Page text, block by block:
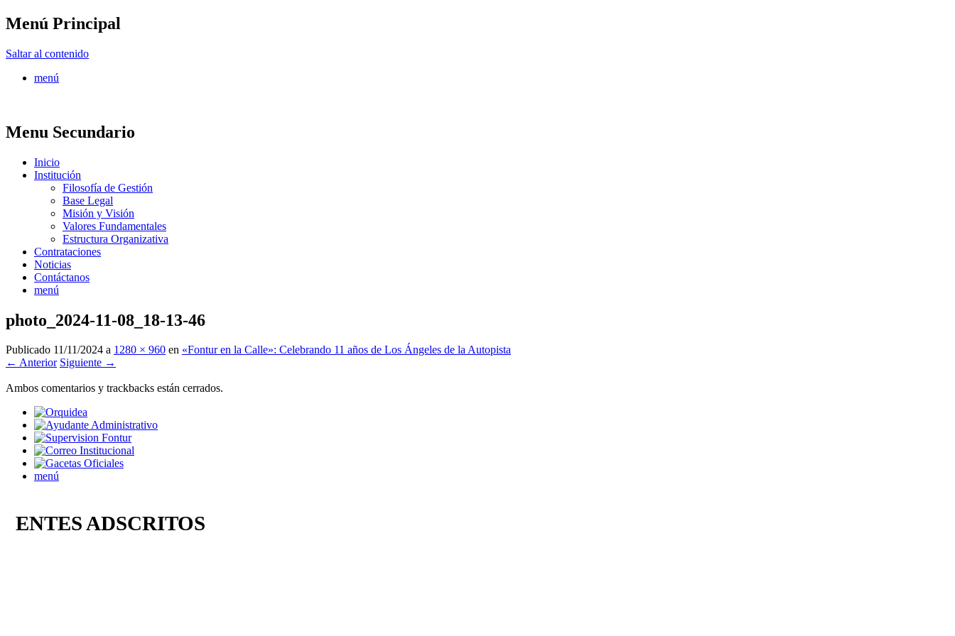
Menú Principal
Saltar al contenido
menú
Menu Secundario
Inicio
Institución
Filosofía de Gestión
Base Legal
Misión y Visión
Valores Fundamentales
Estructura Organizativa
Contrataciones
Noticias
Contáctanos
menú
photo_2024-11-08_18-13-46
Publicado 11/11/2024 a 1280 × 960 en «Fontur en la Calle»: Celebrando 11 años de Los Ángeles de la Autopista
← Anterior Siguiente →
Ambos comentarios y trackbacks están cerrados.
menú
ENTES ADSCRITOS